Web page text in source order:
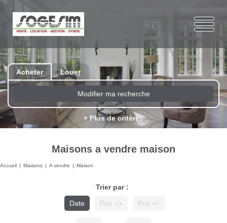
Acheter Louer
Modifier ma recherche
+ Plus de critères
Maisons a vendre maison
Accueil Maisons A vendre Maison
Trier par :
Date
Prix -/+ Prix +/-